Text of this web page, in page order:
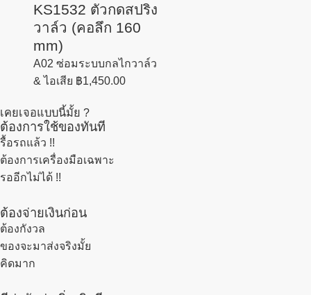
KS1532 ตัวกดสปริง
วาล์ว (คอลึก 160
mm)
A02 ซ่อมระบบกลไกวาล์ว
& ไอเสีย ฿1,450.00
เคยเจอแบบนี้มั้ย ?
ต้องการใช้ของทันที
รื้อรถแล้ว !!
ต้องการเครื่องมือเฉพาะ
รออีกไม่ได้ !!
ต้องจ่ายเงินก่อน
ต้องกังวล
ของจะมาส่งจริงมั้ย
คิดมาก